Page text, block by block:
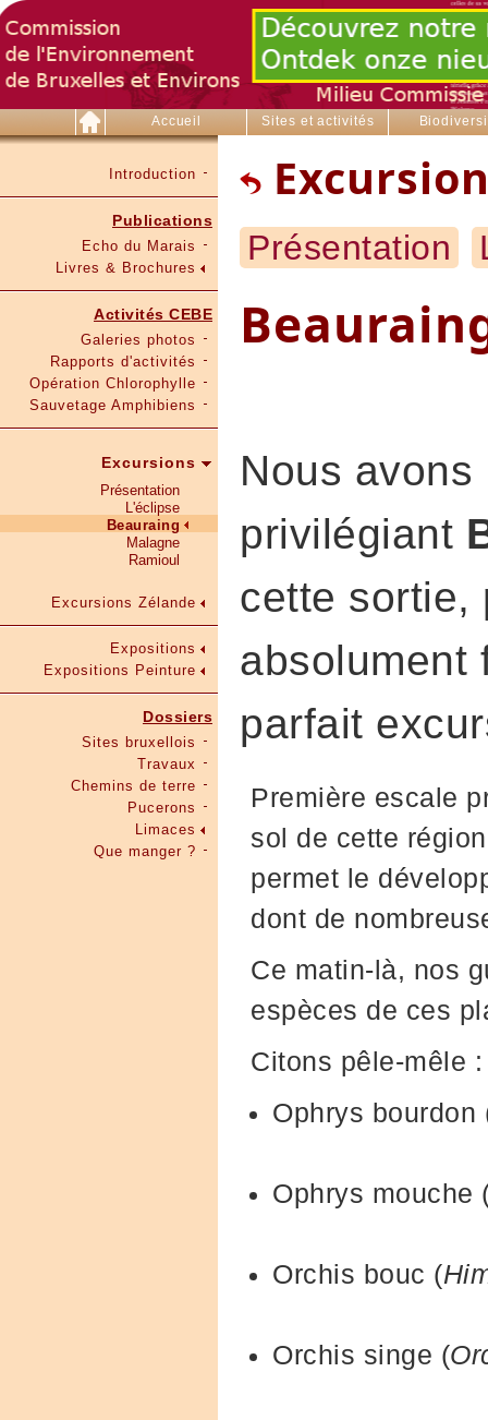
Accueil Sites et activités
Introduction
Publications
Echo du Marais
Livres & Brochures
Activités CEBE
Galeries photos
Rapports d'activités
Opération Chlorophylle
Sauvetage Amphibiens
Excursions
Présentation
L'éclipse
Beauraing
Malagne
Ramioul
Excursions Zélande
Expositions
Expositions Peinture
Dossiers
Sites bruxellois
Travaux
Chemins de terre
Pucerons
Limaces
Que manger ?
Présentation
Nous
privilégiant
cette sortie,
absolument
parfait
Première escale
sol de cette
permet le
dont de
Ce matin-là, nos
espèces de ces
Citons pêle-mêle :
Ophrys bourdon
Ophrys mouche
Orchis bouc (
Orchis singe (